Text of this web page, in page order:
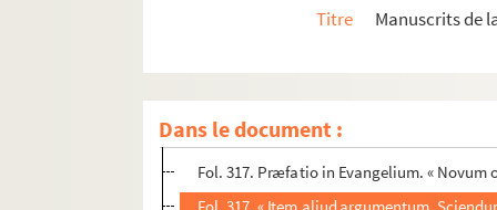
Titre
Manuscrits de
Dans le document :
Fol. 306. « Capitula libri secundi »
Fol. 306 vo. « Liber Machabeorum secundus
Fol. 314. Canons des Évangiles
Fol. 317. Præfatio in Evangelium. « Novum